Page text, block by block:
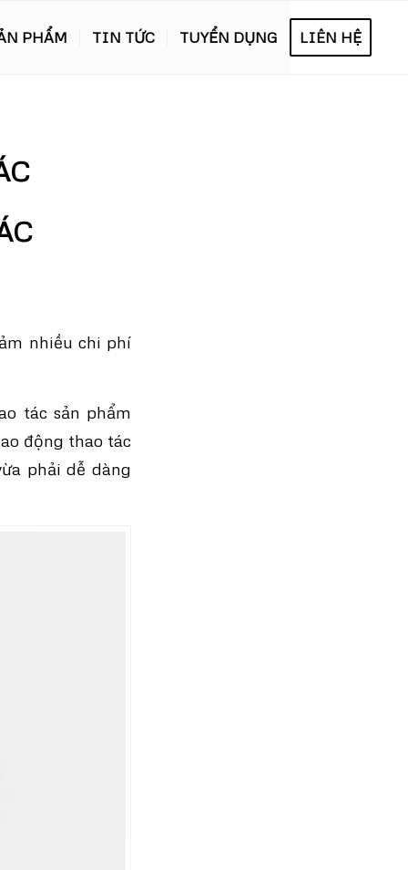
PHẨM TIN TỨC TUYỂN DỤNG LIÊN HỆ
nhiều chi phí
tác sản phẩm
động thao tác
phải dễ dàng